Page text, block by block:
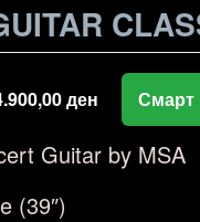
ден
Guitar by MSA
(39″)